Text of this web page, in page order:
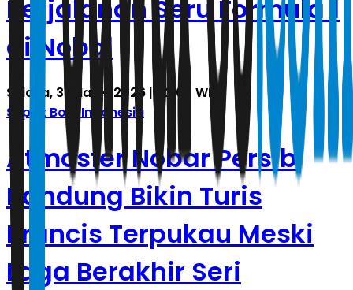
Perjalanan Seru Formula 1
di Nobal
Selasa, 31 Maret 2026 | 02.03 WIB
Sepak Bola Indonesia
Atmosfer Nobar Persib
Bandung Bikin Turis
Prancis Terpukau Meski
Laga Berakhir Seri